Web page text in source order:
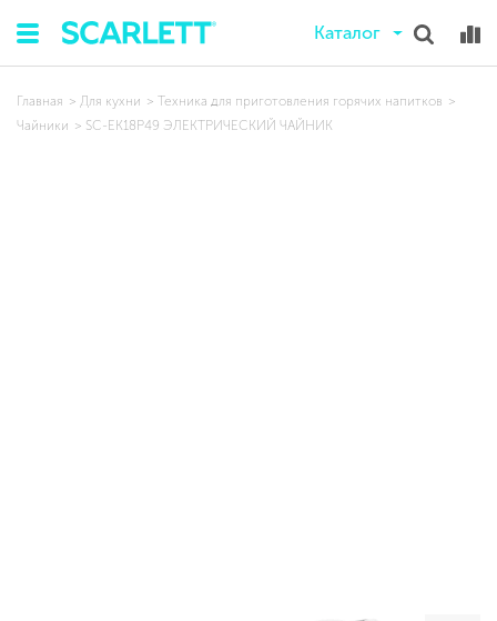
Каталог
Главная Для кухни
Техника для приготовления горячих напитков
Чайники
SC-EK18P49 ЭЛЕКТРИЧЕСКИЙ ЧАЙНИК